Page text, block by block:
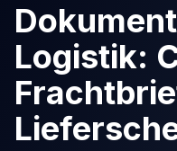
Logistik: